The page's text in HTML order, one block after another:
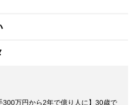
万円から2年で億り人に】30歳で